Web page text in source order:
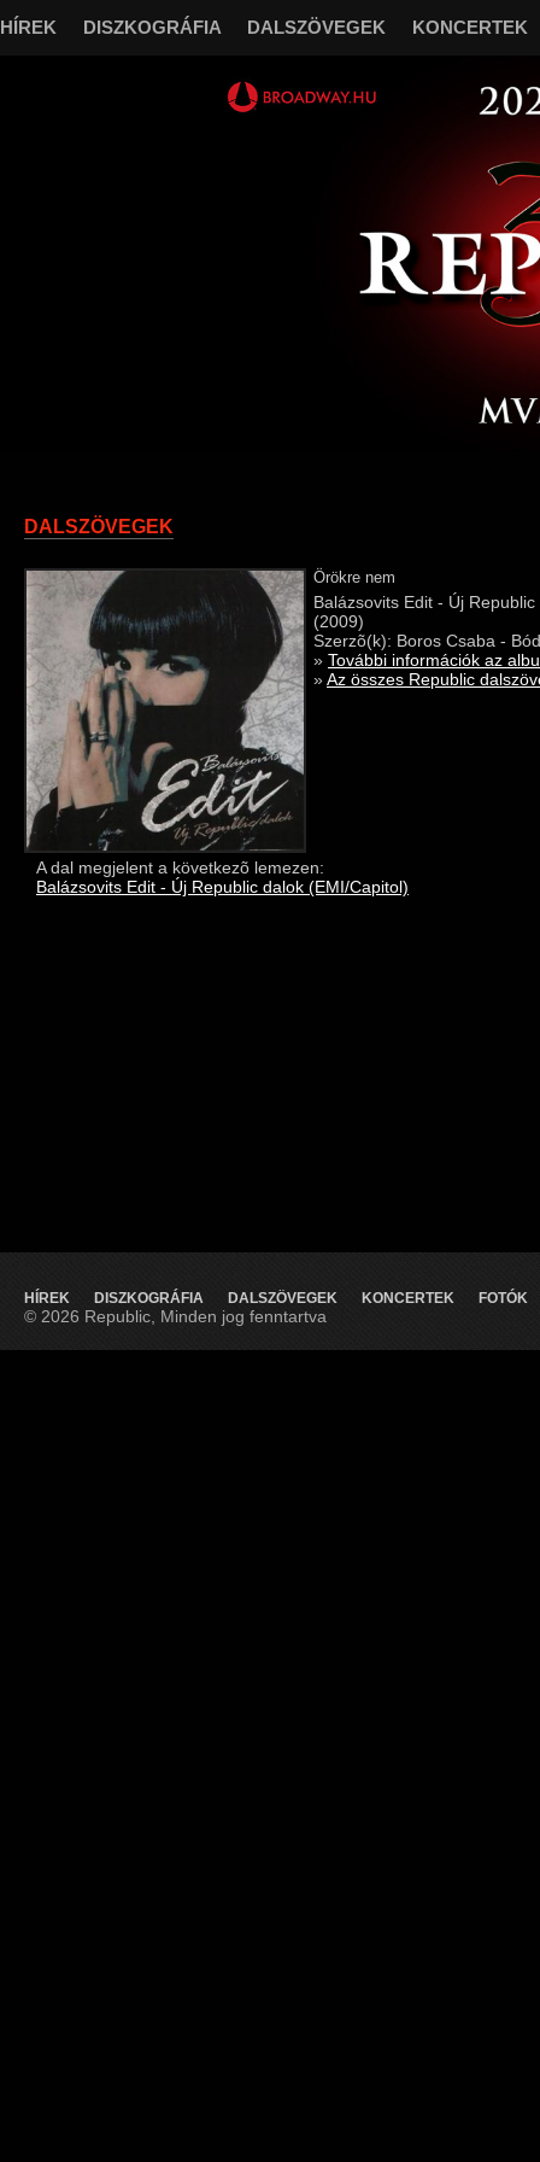
DALSZÖVEGEK
Örökre nem
Balázsovits Edit - Új
(2009)
Szerzõ(k): Boros Csaba -
» További információk az
»Az összes Republic
A dal megjelent a következõ lemezen:
Balázsovits Edit - Új Republic dalok (EMI/Capitol)
HÍREK DISZKOGRÁFIA DALSZÖVEGEK KONCERTEK FOTÓK
© 2026 Republic, Minden jog fenntartva
HÍREK DISZKOGRÁFIA DALSZÖVEGEK KONCERTEK